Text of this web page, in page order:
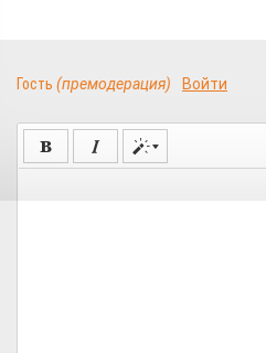
Гость (премодерация) Войти